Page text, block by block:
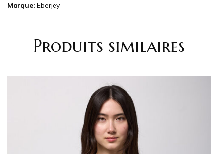
Marque: Eberjey
Produits similaires